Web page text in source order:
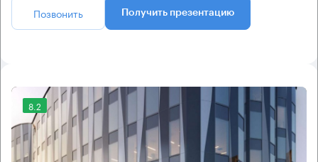
Позвонить Получить презентацию
8.2